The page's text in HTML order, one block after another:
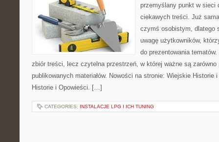
przemyślany punkt w sieci
ciekawych treści. Już
czymś osobistym, dlatego
uwagę użytkowników,
do prezentowania
zbiór treści, lecz czytelna przestrzeń, w której ważne są
publikowanych materiałów. Nowości na stronie: Wiejskie Historie
Historie i Opowieści. […]
CATEGORIES: INSTALACJE LPG I ICH TUNING